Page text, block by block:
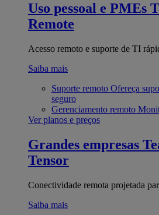
Uso pessoal e PMEs
Remote
Acesso remoto e suporte de TI
Saiba mais
Suporte remoto Ofereça
seguro
Gerenciamento remoto
Ver planos e preços
Grandes empresas
Tensor
Conectividade remota projetada
Saiba mais